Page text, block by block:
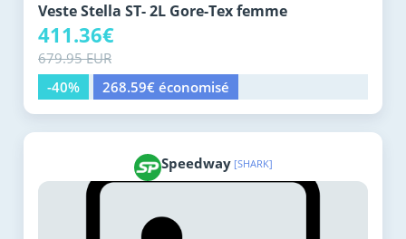
Veste Stella ST- 2L Gore-Tex femme
411.36€
679.95 EUR
-40%
268.59€ économisé
Speedway [SHARK]